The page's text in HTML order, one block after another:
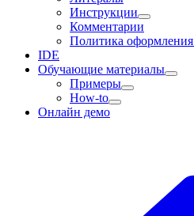
Инструкции
Комментарии
Политика оформления
IDE
Обучающие материалы
Примеры
How-to
Онлайн демо